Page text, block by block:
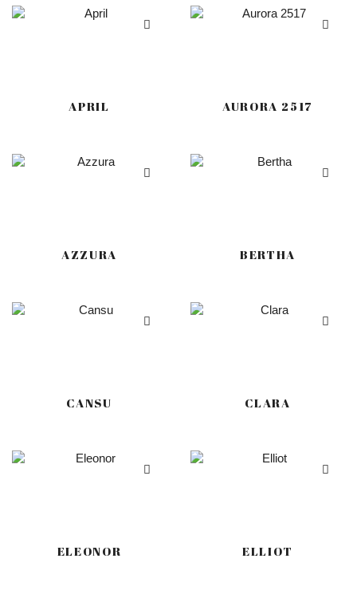
APRIL AURORA 2517
AZZURA BERTHA
CANSU CLARA
ELEONOR ELLIOT